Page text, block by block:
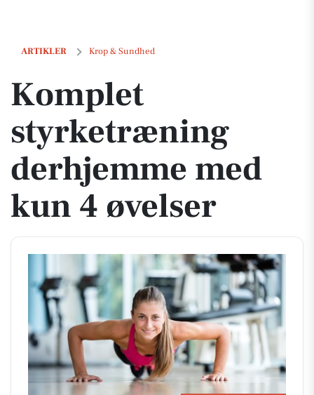
ARTIKLER Krop & Sundhed
Komplet styrketræning derhjemme med kun 4 øvelser
Komplet
styrketræning
derhjemme med
kun 4 øvelser